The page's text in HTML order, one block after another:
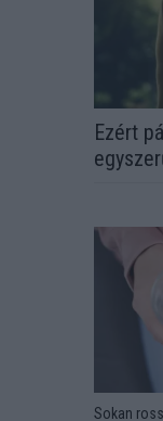
Ezért
Sokan